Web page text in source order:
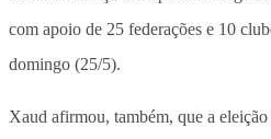
com apoio de 25 federações e 10
domingo (25/5).
Xaud afirmou, também, que a